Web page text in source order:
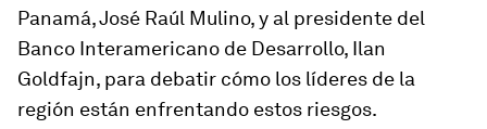
Panamá, José Raúl Mulino, y al presidente del
Banco Interamericano de Desarrollo, Ilan
Goldfajn, para debatir cómo los líderes de la
región están enfrentando estos riesgos.